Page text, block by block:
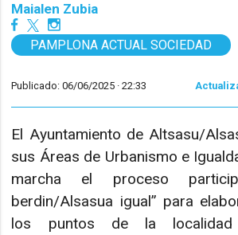
Maialen Zubia
PAMPLONA ACTUAL SOCIEDAD
Publicado: 06/06/2025 ·22:33
El Ayuntamiento de Altsasu/
sus Áreas de Urbanismo e
marcha el proceso
berdin/Alsasua igual” para
los puntos de la localidad